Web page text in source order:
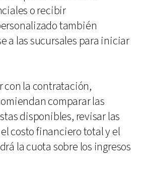
o recibir
también
a las sucursales para iniciar
con la contratación,
comparar las
disponibles, revisar las
costo financiero total y el
la cuota sobre los ingresos